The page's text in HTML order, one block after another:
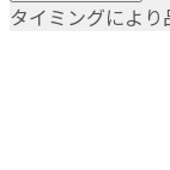
タイミングによ